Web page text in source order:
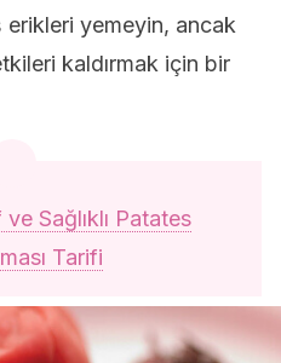
erikleri yemeyin, ancak
kaldırmak için bir
Sağlıklı Patates
Tarifi